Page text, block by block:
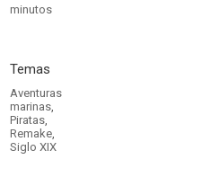
minutos
Temas
Aventuras
marinas,
Piratas,
Remake,
Siglo XIX